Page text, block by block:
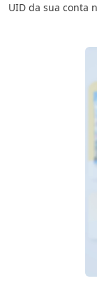
UID da sua conta